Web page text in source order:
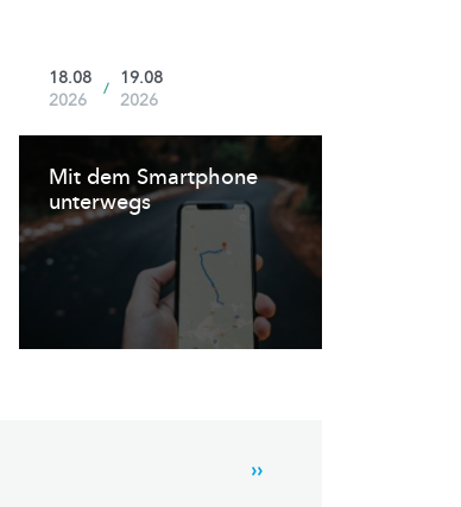
18.08
2026
/
19.08
2026
Mit dem Smartphone
unterwegs
Next
››